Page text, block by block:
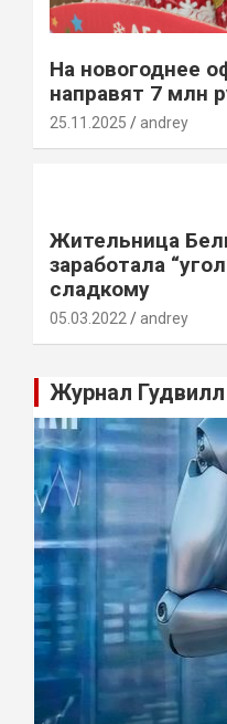
На новогоднее
направят 7 млн
25.11.2025 andrey
Жительница
заработала
сладкому
05.03.2022 andrey
Журнал Гудвилл